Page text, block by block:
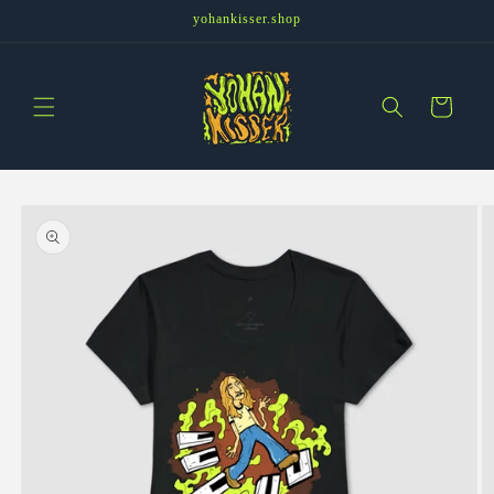
yohankisser.shop
Carrinho
informações
do produto